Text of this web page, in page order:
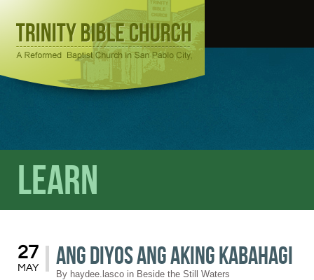
Learn
27
MAY Ang Diyos Ang Aking Kabahagi
By haydee.lasco in Beside the Still Waters